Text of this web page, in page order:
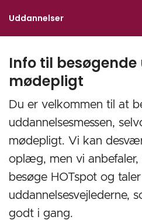
Uddannelser
Info til besøgende
mødepligt
Du er velkommen til at
uddannelsesmessen,
mødepligt. Vi kan
oplæg, men vi
besøge HOTspot og
uddannelsesvejlederne,
godt i gang.